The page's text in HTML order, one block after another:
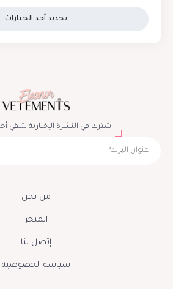
تحديد أحد الخيارات
اشترك في النشرة الإخبارية لتلقي
من نحن
المتجر
إتصل بنا
سياسة الخصوصية